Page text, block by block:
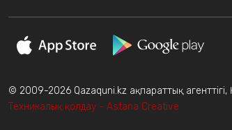
© 2009-2026 Qazaquni.kz ақпараттық агенттігі,
Техникалық қолдау - Astana Creative